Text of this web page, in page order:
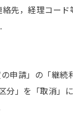
，経理コード
申請」の「継続
」を「取消」